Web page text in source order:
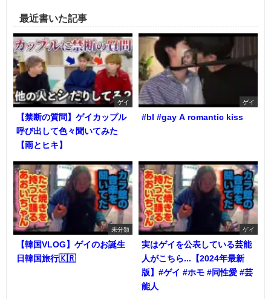
最近書いた記事
ゲイ
【禁断の質問】ゲイカップル
呼び出して色々聞いてみた
【雨とヒキ】
ゲイ
#bl #gay A romantic kiss
未分類
【韓国VLOG】ゲイのお誕生
日韓国旅行🇰🇷
ゲイ
実はゲイを公表している芸能
人がこちら...【2024年最新
版】#ゲイ #ホモ #同性愛 #芸
能人